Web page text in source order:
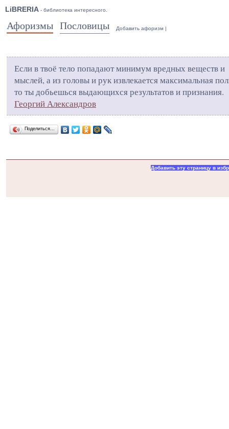
LiBRERIA - библиотека интересного.
Афоризмы Пословицы Добавить афоризм |
Если в твоё тело попадают минимум вредных веществ и
мыслей, а из головы и рук извлекается максимальная
то ты добьешься выдающихся результатов и признания.
Георгий Александров
Поделиться…
Добавить эту страницу в